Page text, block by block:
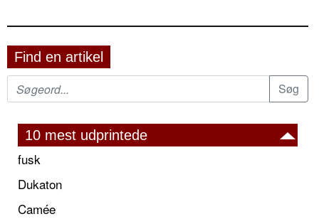
Find en artikel
10 mest udprintede
fusk
Dukaton
Camée